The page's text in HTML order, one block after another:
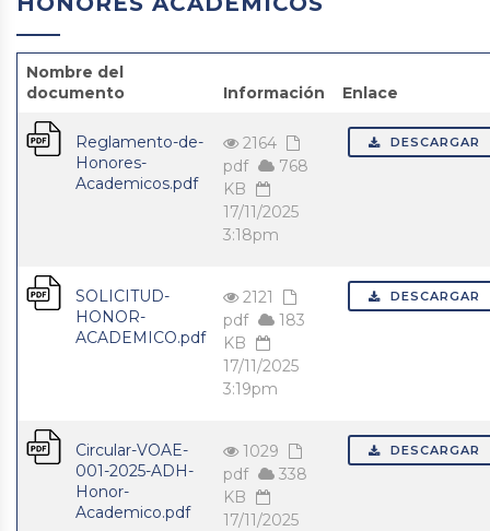
Nombre del
documento
Información Enlace
Reglamento-de-
Honores-
Academicos.pdf
2164
pdf
768
KB
17/11/2025
3:18pm
DESCARGAR
SOLICITUD-
HONOR-
ACADEMICO.pdf
2121
pdf
183
KB
17/11/2025
3:19pm
DESCARGAR
Circular-VOAE-
001-2025-ADH-
Honor-
Academico.pdf
1029
pdf
338
KB
17/11/2025
DESCARGAR